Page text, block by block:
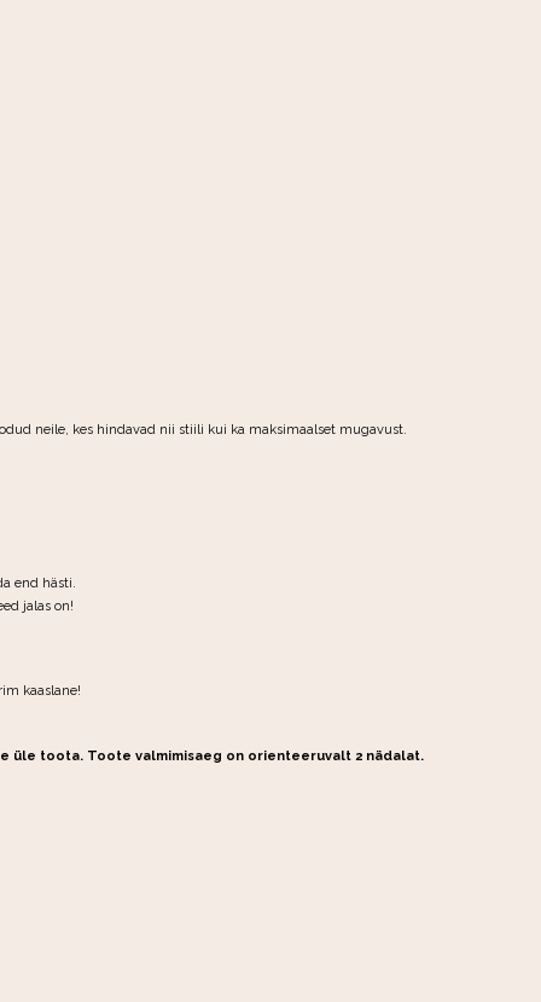
neile, kes hindavad nii stiili kui ka maksimaalset mugavust.
end hästi.
jalas on!
kaaslane!
üle toota. Toote valmimisaeg on orienteeruvalt 2 nädalat.